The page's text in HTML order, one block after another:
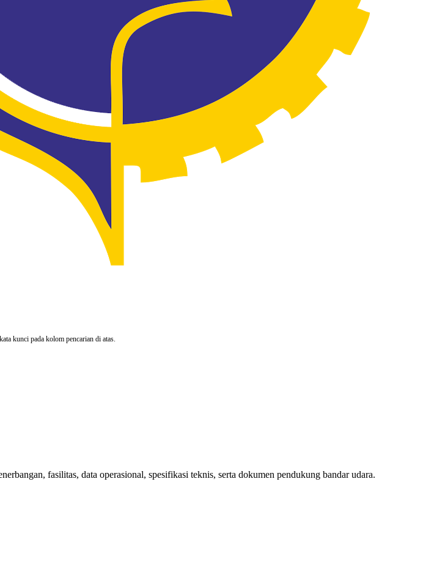
kunci pada kolom pencarian di atas.
fasilitas, data operasional, spesifikasi teknis, serta dokumen pendukung bandar udara.